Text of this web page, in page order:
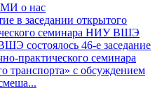
о нас
в заседании открытого
семинара НИУ ВШЭ
состоялось 46-е заседание
практического семинара
транспорта» с обсуждением